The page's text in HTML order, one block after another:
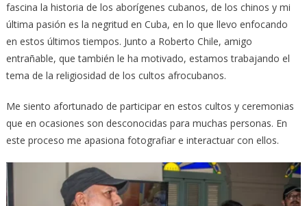
fascina la historia de los aborígenes cubanos, de los chinos y mi
última pasión es la negritud en Cuba, en lo que llevo enfocando
en estos últimos tiempos. Junto a Roberto Chile, amigo
entrañable, que también le ha motivado, estamos trabajando el
tema de la religiosidad de los cultos afrocubanos.
Me siento afortunado de participar en estos cultos y ceremonias
que en ocasiones son desconocidas para muchas personas. En
este proceso me apasiona fotografiar e interactuar con ellos.